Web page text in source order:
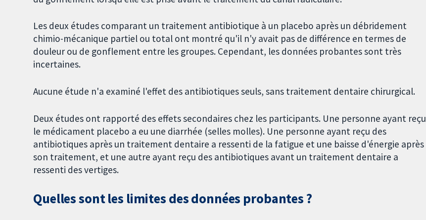
Les deux études comparant un traitement antibiotique à un placebo après un débridement
chimio-mécanique partiel ou total ont montré qu'il n'y avait pas de différence en termes de
douleur ou de gonflement entre les groupes. Cependant, les données probantes sont très
incertaines.
Aucune étude n'a examiné l'effet des antibiotiques seuls, sans traitement dentaire chirurgical.
Deux études ont rapporté des effets secondaires chez les participants. Une personne ayant reçu
le médicament placebo a eu une diarrhée (selles molles). Une personne ayant reçu des
antibiotiques après un traitement dentaire a ressenti de la fatigue et une baisse d'énergie après
son traitement, et une autre ayant reçu des antibiotiques avant un traitement dentaire a
ressenti des vertiges.
Quelles sont les limites des données probantes ?